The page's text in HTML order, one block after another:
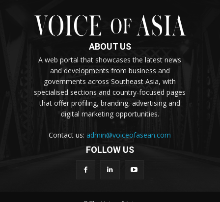
ABOUT US
A web portal that showcases the latest news
and developments from business and
governments across Southeast Asia, with
specialised sections and country-focused pages
that offer profiling, branding, advertising and
digital marketing opportunities.
Contact us:admin@voiceofasean.com
FOLLOW US